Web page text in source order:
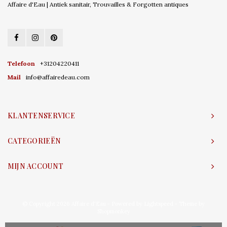
Affaire d'Eau | Antiek sanitair, Trouvailles & Forgotten antiques
Telefoon
+31204220411
Mail
info@affairedeau.com
KLANTENSERVICE
CATEGORIEËN
MIJN ACCOUNT